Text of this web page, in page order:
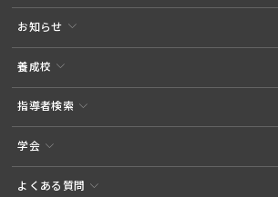
お知らせ
養成校
指導者検索
学会
よくある質問